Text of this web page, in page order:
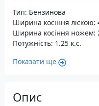
Тип: Бензинова
Ширина косіння ліскою:
Ширина косіння ножем:
Потужність: 1.25 к.с.
Показати ще
Опис